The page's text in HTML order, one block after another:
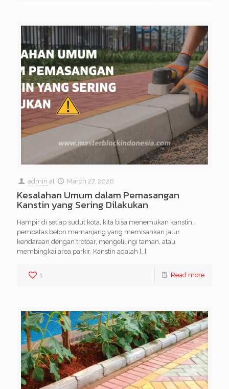
admin at March 27, 2026
Kesalahan Umum dalam Pemasangan
Kanstin yang Sering Dilakukan
Hampir di setiap sudut kota, kita bisa menemukan kanstin,
pembatas beton memanjang yang memisahkan jalur
kendaraan dengan trotoar, mengelilingi taman, atau
membingkai area parkir. Kanstin adalah […]
1 Read more